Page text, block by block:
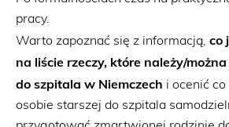
pracy.
Warto zapoznać się z informacją, co
na liście rzeczy, które należy/
do szpitala w Niemczech i ocenić
osobie starszej do szpitala